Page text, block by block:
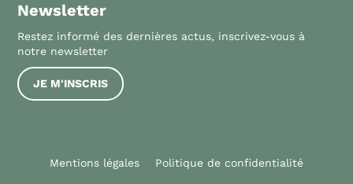
Newsletter
Restez informé des dernières actus, inscrivez-vous à
notre newsletter
JE M'INSCRIS
Mentions légales Politique de confidentialité